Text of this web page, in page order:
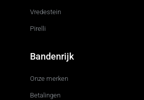
Vredestein
Pirelli
Bandenrijk
Onze merken
Betalingen